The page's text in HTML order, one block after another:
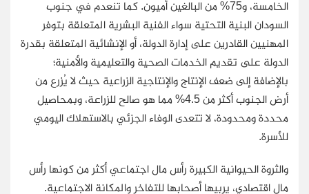
الخامسة، و75% من البالغين أميون. كما تنعدم في جنوب
السودان البنية التحتية سواء الفنية البشرية المتعلقة بتوفر
المهنيين القادرين على إدارة الدولة، أو الإنشائية المتعلقة بقدرة
الدولة على تقديم الخدمات الصحية والتعليمية والأمنية؛
بالإضافة إلى ضعف الإنتاج والإنتاجية الزراعية حيث لا يُزرع من
أرض الجنوب أكثر من 4.5% مما هو صالح للزراعة، وبمحاصيل
محددة ومحدودة، لا تتعدى الوفاء الجزئي بالاستهلاك اليومي
للأسرة.
والثروة الحيوانية الكبيرة رأس مال اجتماعي أكثر من كونها رأس
مال اقتصادي، يربيها أصحابها للتفاخر والمكانة الاجتماعية.